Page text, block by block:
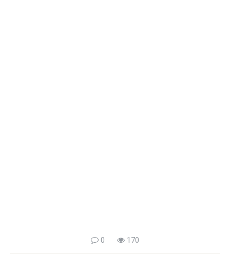
0 170